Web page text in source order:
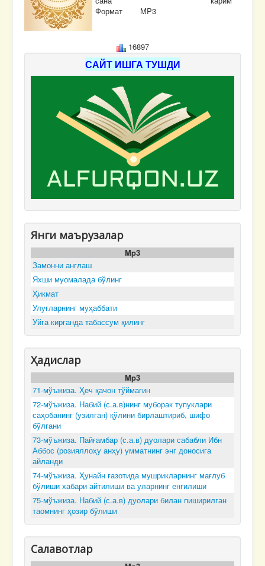
Формат
MP3
16897
САЙТ ИШГА ТУШДИ
Янги маърузалар
Mp3
Замонни англаш
Яхши муомалада бўлинг
Ҳикмат
Улуғларнинг муҳаббати
Уйга кирганда табассум қилинг
Ҳадислар
Mp3
71-мўъжиза. Ҳеч қачон тўймагин
72-мўъжиза. Набий (с.а.в)нинг муборак тупуклари
саҳобанинг (узилган) қўлини бирлаштириб, шифо
бўлгани
73-мўъжиза. Пайғамбар (с.а.в) дуолари сабабли Ибн
Аббос (розияллоҳу анҳу) умматнинг энг доносига
айланди
74-мўъжиза. Ҳунайн ғазотида мушрикларнинг мағлуб
бўлиши хабари айтилиши ва уларнинг енгилиши
75-мўъжиза. Набий (с.а.в) дуолари билан пиширилган
таомнинг ҳозир бўлиши
Салавотлар